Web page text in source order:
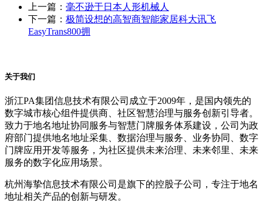
上一篇： 毫不逊于日本人形机械人
下一篇： 极简设想的高智商智能家居科大讯飞
EasyTrans800拥
关于我们
浙江PA集团信息技术有限公司成立于2009年，是国内领先的
数字城市核心组件提供商、社区智慧治理与服务创新引导者。
致力于地名地址协同服务与智慧门牌服务体系建设，公司为政
府部门提供地名地址采集、数据治理与服务、业务协同、数字
门牌应用开发等服务，为社区提供未来治理、未来邻里、未来
服务的数字化应用场景。
杭州海挚信息技术有限公司是旗下的控股子公司，专注于地名
地址相关产品的创新与研发。